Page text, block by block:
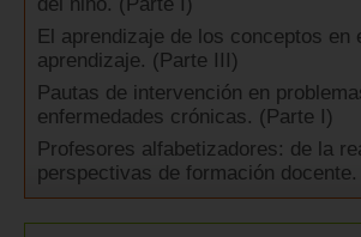
El aprendizaje de los conceptos
aprendizaje. (Parte III)
Pautas de intervención en
enfermedades crónicas. (Parte I)
Profesores alfabetizadores: de la
perspectivas de formación